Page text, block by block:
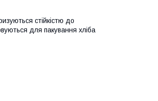
стійкістю до
для пакування хліба